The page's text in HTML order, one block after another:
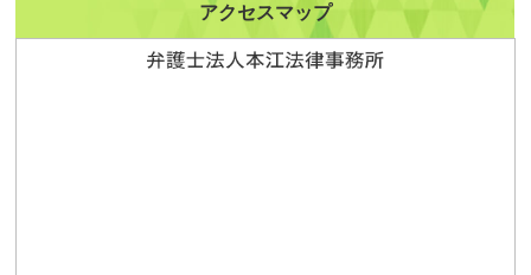
アクセスマップ